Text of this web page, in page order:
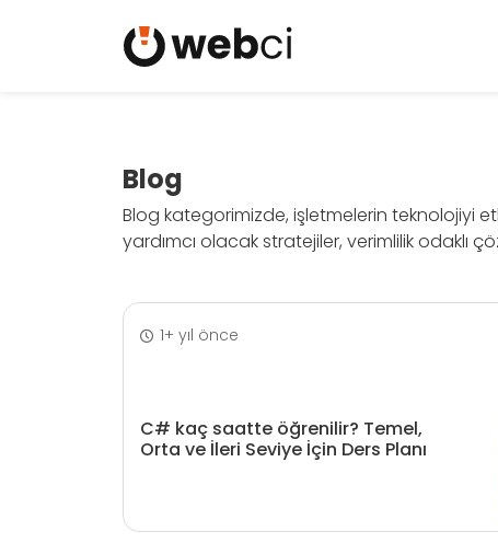
Blog
Blog kategorimizde, işletmelerin teknolojiyi
yardımcı olacak stratejiler, verimlilik odaklı
1+ yıl önce
C# kaç saatte öğrenilir? Temel,
Orta ve İleri Seviye İçin Ders Planı